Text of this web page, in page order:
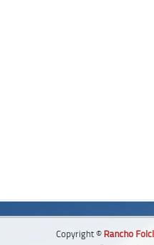
Copyright © Rancho